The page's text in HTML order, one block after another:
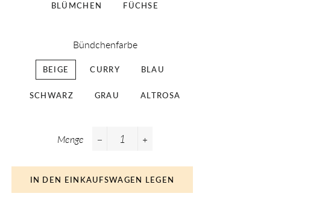
BLÜMCHEN FÜCHSE
Bündchenfarbe
BEIGE CURRY BLAU
SCHWARZ GRAU ALTROSA
Menge
IN DEN EINKAUFSWAGEN LEGEN